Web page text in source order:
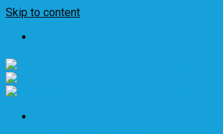
Skip to content